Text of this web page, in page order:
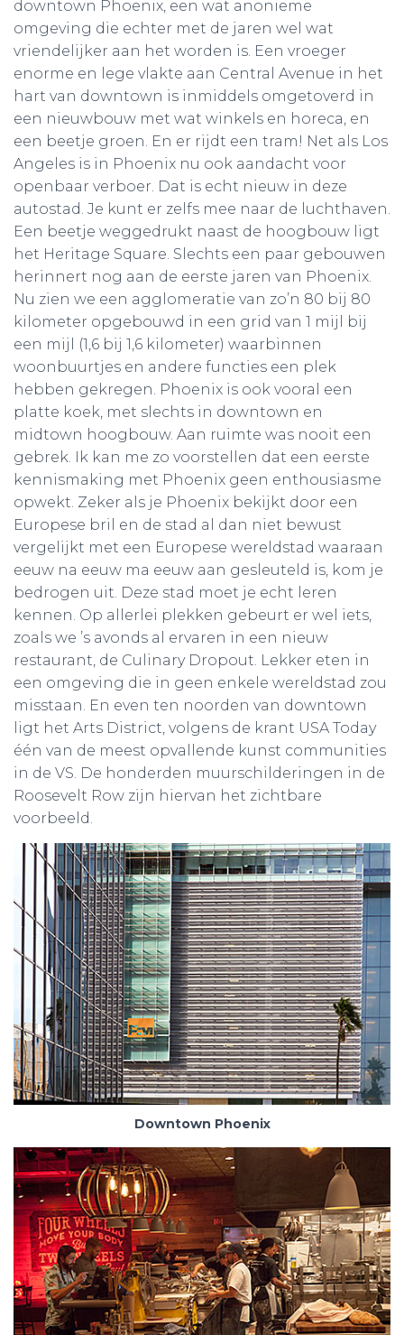
downtown Phoenix, een wat anonieme
omgeving die echter met de jaren wel wat
vriendelijker aan het worden is. Een vroeger
enorme en lege vlakte aan Central Avenue in het
hart van downtown is inmiddels omgetoverd in
een nieuwbouw met wat winkels en horeca, en
een beetje groen. En er rijdt een tram! Net als Los
Angeles is in Phoenix nu ook aandacht voor
openbaar verboer. Dat is echt nieuw in deze
autostad. Je kunt er zelfs mee naar de luchthaven.
Een beetje weggedrukt naast de hoogbouw ligt
het Heritage Square. Slechts een paar gebouwen
herinnert nog aan de eerste jaren van Phoenix.
Nu zien we een agglomeratie van zo’n 80 bij 80
kilometer opgebouwd in een grid van 1 mijl bij
een mijl (1,6 bij 1,6 kilometer) waarbinnen
woonbuurtjes en andere functies een plek
hebben gekregen. Phoenix is ook vooral een
platte koek, met slechts in downtown en
midtown hoogbouw. Aan ruimte was nooit een
gebrek. Ik kan me zo voorstellen dat een eerste
kennismaking met Phoenix geen enthousiasme
opwekt. Zeker als je Phoenix bekijkt door een
Europese bril en de stad al dan niet bewust
vergelijkt met een Europese wereldstad waaraan
eeuw na eeuw ma eeuw aan gesleuteld is, kom je
bedrogen uit. Deze stad moet je echt leren
kennen. Op allerlei plekken gebeurt er wel iets,
zoals we ’s avonds al ervaren in een nieuw
restaurant, de Culinary Dropout. Lekker eten in
een omgeving die in geen enkele wereldstad zou
misstaan. En even ten noorden van downtown
ligt het Arts District, volgens de krant USA Today
één van de meest opvallende kunst communities
in de VS. De honderden muurschilderingen in de
Roosevelt Row zijn hiervan het zichtbare
voorbeeld.
Downtown Phoenix